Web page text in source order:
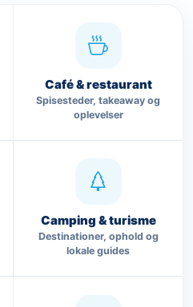
Café & restaurant
Spisesteder, takeaway og
oplevelser
Camping & turisme
Destinationer, ophold og
lokale guides